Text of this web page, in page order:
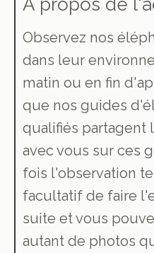
Observez nos
dans leur
matin ou en fin
que nos guides
qualifiés partagent
avec vous sur ces
fois l'observation
facultatif de faire
suite et vous
autant de photos